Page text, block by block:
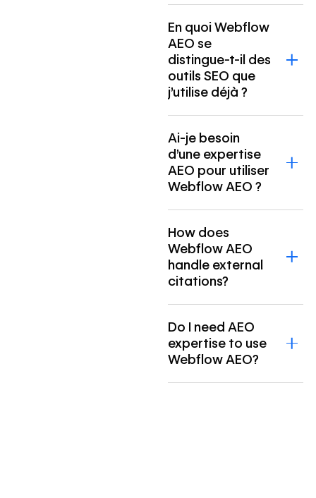
En quoi Webflow
AEO se
distingue-t-il des
outils SEO que
j’utilise déjà ?
Ai-je besoin
d’une expertise
AEO pour utiliser
Webflow AEO ?
How does
Webflow AEO
handle external
citations?
Do I need AEO
expertise to use
Webflow AEO?